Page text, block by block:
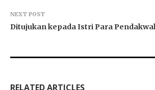
NEXT POST
Ditujukan kepada Istri Para
RELATED ARTICLES